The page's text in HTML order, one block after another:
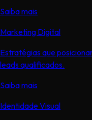
Saiba mais
Marketing Digital
Estratégias que
leads qualificados.
Saiba mais
Identidade Visual